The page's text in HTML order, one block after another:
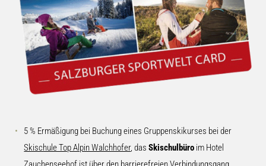
5 % Ermäßigung bei Buchung eines Gruppenskikurses bei der
Skischule Top Alpin Walchhofer, dasSkischulbüro im Hotel